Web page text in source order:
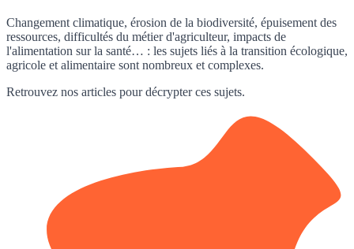
Changement climatique, érosion de la biodiversité, épuisement des
ressources, difficultés du métier d'agriculteur, impacts de
l'alimentation sur la santé… : les sujets liés à la transition écologique,
agricole et alimentaire sont nombreux et complexes.
Retrouvez nos articles pour décrypter ces sujets.